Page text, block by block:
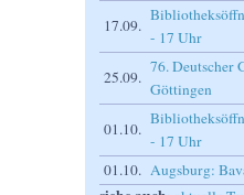
17.09.
- 17 Uhr
25.09.
76. Deutscher
Göttingen
01.10.
- 17 Uhr
01.10. Augsburg: